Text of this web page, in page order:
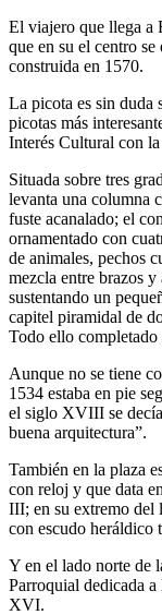
El viajero que llega a
que en su el centro
construida en 1570.
La picota es sin duda
picotas más
Interés Cultural con
Situada sobre tres
levanta una columna
fuste acanalado; el
ornamentado con
de animales, pechos
mezcla entre brazos y
sustentando un
capitel piramidal de
Todo ello completado
Aunque no se tiene
1534 estaba en pie
el siglo XVIII se
buena arquitectura”.
También en la plaza
con reloj y que data
III; en su extremo del
con escudo heráldico
Y en el lado norte de
Parroquial dedicada
XVI.